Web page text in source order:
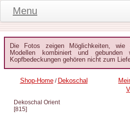
Menu
häufige
Die Fotos zeigen Möglichkeiten, wie
Modellen kombiniert und gebunden
Kopfbedeckungen gehören nicht zum
Shop-Home/ Dekoschal
Dekoschal Orient
[815]